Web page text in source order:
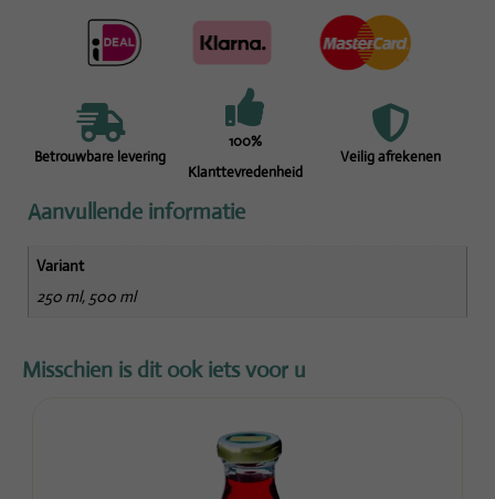
Betrouwbare levering
100%
Klanttevredenheid
Veilig afrekenen
Aanvullende informatie
Variant
250 ml, 500 ml
Misschien is dit ook iets voor u